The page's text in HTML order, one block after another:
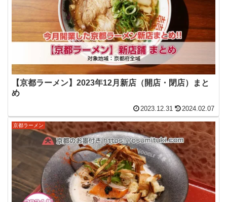
【京都ラーメン】2023年12月新店（開店・閉店）まと
め
2023.12.31 2024.02.07
京都ラーメン